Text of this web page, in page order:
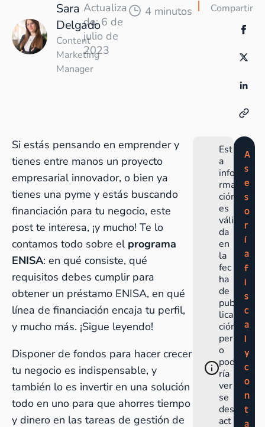
Sara
Delgado
Content
Marketing
Manager
Actualiza
do: 6 de
julio de
2023
4 minutos Compartir
Si estás pensando en emprender y
tienes entre manos un proyecto
empresarial innovador, o bien ya
tienes una pyme y estás buscando
financiación para tu negocio, este
post te interesa, ¡y mucho! Te lo
contamos todo sobre el programa
ENISA: en qué consiste, qué
requisitos debes cumplir para
obtener un préstamo ENISA, en qué
línea de financiación encaja tu perfil,
y mucho más. ¡Sigue leyendo!
Disponer de fondos para hacer crecer
tu negocio es indispensable, y
también lo es invertir en una solución
todo en uno para que ahorres tiempo
y dinero en las tareas de gestión de
Est
a
info
rma
ción
es
váli
da
en
la
fec
ha
de
pub
lica
ción
per
o
pod
ría
ver
se
des
act
A
s
e
s
o
r
í
a
f
i
s
c
a
l
y
c
o
n
t
a